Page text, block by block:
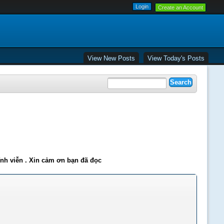
Create an Account
View New Posts View Today's Posts
viễn . Xin cảm ơn bạn đã đọc